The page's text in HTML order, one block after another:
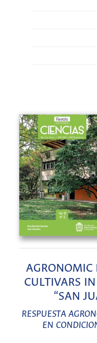
AGRONOMIC
CULTIVARS
“SAN
RESPUESTA
EN